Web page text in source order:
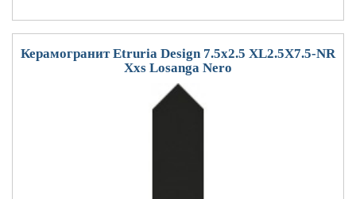
Керамогранит Etruria Design 7.5x2.5 XL2.5X7.5-NR
Xxs Losanga Nero